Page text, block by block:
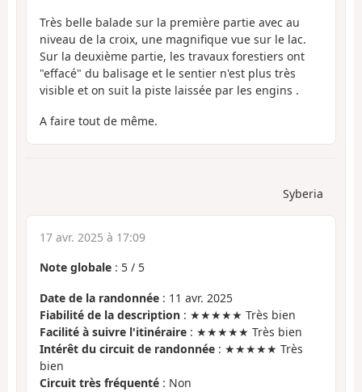
Très belle balade sur la première partie avec au
niveau de la croix, une magnifique vue sur le lac.
Sur la deuxième partie, les travaux forestiers ont
"effacé" du balisage et le sentier n'est plus très
visible et on suit la piste laissée par les engins .
A faire tout de même.
Syberia
17 avr. 2025 à 17:09
Note globale : 5 / 5
Date de la randonnée : 11 avr. 2025
Fiabilité de la description : ★★★★★ Très bien
Facilité à suivre l'itinéraire : ★★★★★ Très bien
Intérêt du circuit de randonnée : ★★★★★ Très
bien
Circuit très fréquenté : Non